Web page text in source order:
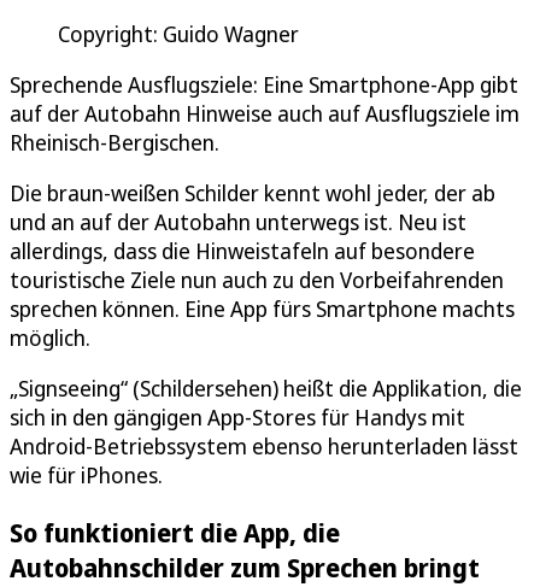
Copyright: Guido Wagner
Sprechende Ausflugsziele: Eine Smartphone-App gibt
auf der Autobahn Hinweise auch auf Ausflugsziele im
Rheinisch-Bergischen.
Die braun-weißen Schilder kennt wohl jeder, der ab
und an auf der Autobahn unterwegs ist. Neu ist
allerdings, dass die Hinweistafeln auf besondere
touristische Ziele nun auch zu den Vorbeifahrenden
sprechen können. Eine App fürs Smartphone machts
möglich.
„Signseeing“ (Schildersehen) heißt die Applikation, die
sich in den gängigen App-Stores für Handys mit
Android-Betriebssystem ebenso herunterladen lässt
wie für iPhones.
So funktioniert die App, die
Autobahnschilder zum Sprechen bringt